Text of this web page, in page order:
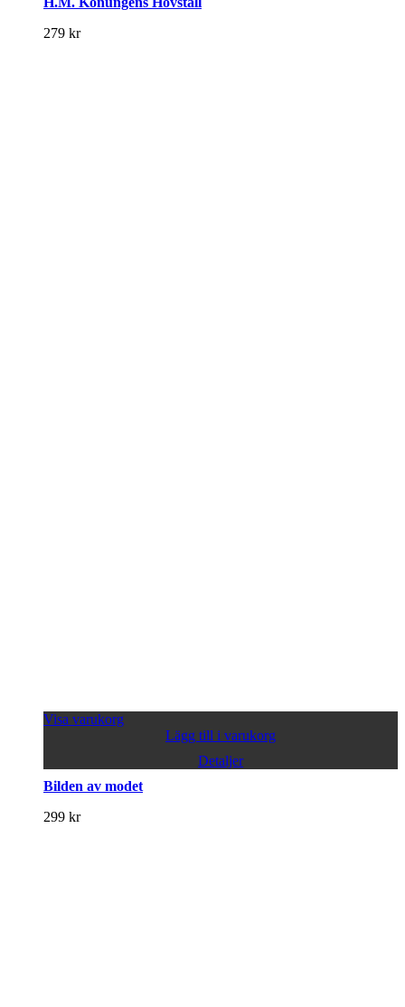
279 kr
Visa varukorg
Lägg till i varukorg
Detaljer
Bilden av modet
299 kr